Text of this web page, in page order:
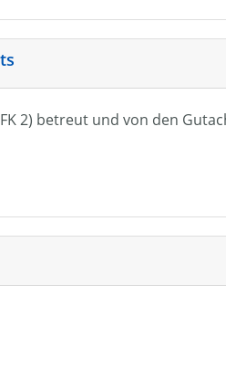
2) betreut und von den